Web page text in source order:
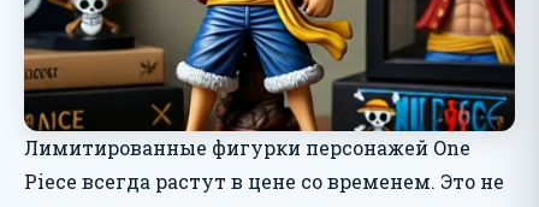
Лимитированные фигурки персонажей One
Piece всегда растут в цене со временем. Это не